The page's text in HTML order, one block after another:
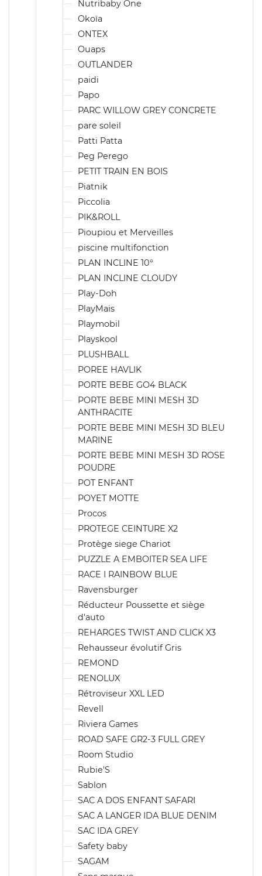
Nutribaby One
Okoïa
ONTEX
Ouaps
OUTLANDER
paidi
Papo
PARC WILLOW GREY CONCRETE
pare soleil
Patti Patta
Peg Perego
PETIT TRAIN EN BOIS
Piatnik
Piccolia
PIK&ROLL
Pioupiou et Merveilles
piscine multifonction
PLAN INCLINE 10°
PLAN INCLINE CLOUDY
Play-Doh
PlayMais
Playmobil
Playskool
PLUSHBALL
POREE HAVLIK
PORTE BEBE GO4 BLACK
PORTE BEBE MINI MESH 3D
ANTHRACITE
PORTE BEBE MINI MESH 3D BLEU
MARINE
PORTE BEBE MINI MESH 3D ROSE
POUDRE
POT ENFANT
POYET MOTTE
Procos
PROTEGE CEINTURE X2
Protège siege Chariot
PUZZLE A EMBOITER SEA LIFE
RACE I RAINBOW BLUE
Ravensburger
Réducteur Poussette et siège
d'auto
REHARGES TWIST AND CLICK X3
Rehausseur évolutif Gris
REMOND
RENOLUX
Rétroviseur XXL LED
Revell
Riviera Games
ROAD SAFE GR2-3 FULL GREY
Room Studio
Rubie'S
Sablon
SAC A DOS ENFANT SAFARI
SAC A LANGER IDA BLUE DENIM
SAC IDA GREY
Safety baby
SAGAM